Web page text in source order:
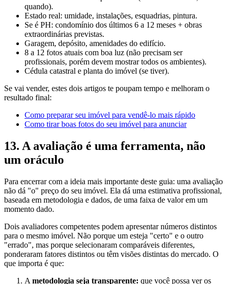
quando).
Estado real: umidade, instalações, esquadrias, pintura.
Se é PH: condomínio dos últimos 6 a 12 meses + obras
extraordinárias previstas.
Garagem, depósito, amenidades do edifício.
8 a 12 fotos atuais com boa luz (não precisam ser
profissionais, porém devem mostrar todos os ambientes).
Cédula catastral e planta do imóvel (se tiver).
Se vai vender, estes dois artigos te poupam tempo e melhoram o
resultado final:
Como preparar seu imóvel para vendê-lo mais rápido
Como tirar boas fotos do seu imóvel para anunciar
13. A avaliação é uma ferramenta, não
um oráculo
Para encerrar com a ideia mais importante deste guia: uma avaliação
não dá "o" preço do seu imóvel. Ela dá uma estimativa profissional,
baseada em metodologia e dados, de uma faixa de valor em um
momento dado.
Dois avaliadores competentes podem apresentar números distintos
para o mesmo imóvel. Não porque um esteja "certo" e o outro
"errado", mas porque selecionaram comparáveis diferentes,
ponderaram fatores distintos ou têm visões distintas do mercado. O
que importa é que:
A metodologia seja transparente: que você possa ver os